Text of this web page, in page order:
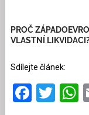
PROČ
VLASTNÍ
Sdílejte článek: